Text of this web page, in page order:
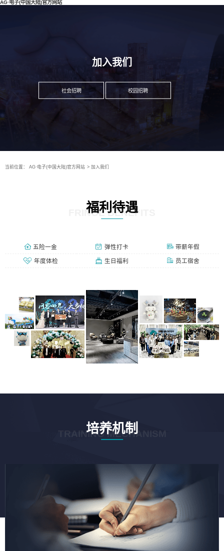
AG·电子(中国大陆)官方网站
加入我们
社会招聘 校园招聘
当前位置： AG·电子(中国大陆)官方网站 > 加入我们
福利待遇
FRINGE BENEFITS
五险一金 弹性打卡 带薪年假
年度体检 生日福利 员工宿舍
培养机制
TRAINING MECHANISM